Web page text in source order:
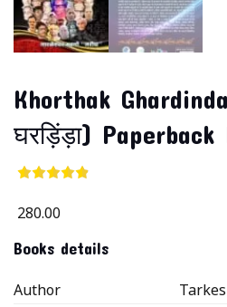
Khorthak
घरड़िंड़ा)
280.00
Books details
Author